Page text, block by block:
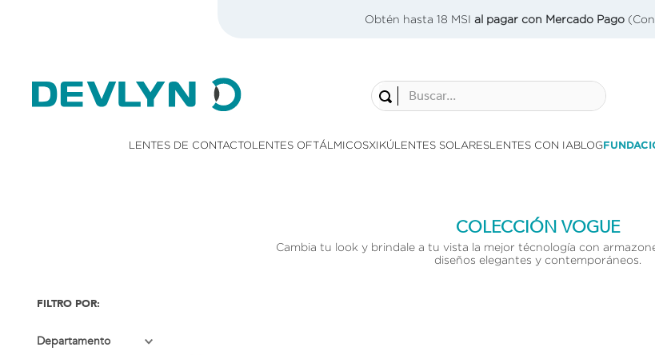
Obtén hasta 18 MSI al pagar con Mercado Pago
Buscar...
LENTES DE CONTACTOLENTES OFTÁLMICOSXIKÚLENTES SOLARESLENTES CON IABLOG
COLECCIÓN VOGUE
Cambia tu look y brindale a tu vista la mejor técnología con
diseños elegantes y contemporáneos.
Departamento